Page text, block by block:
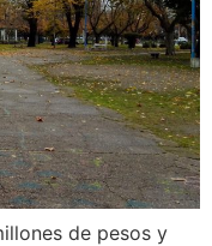
de pesos y